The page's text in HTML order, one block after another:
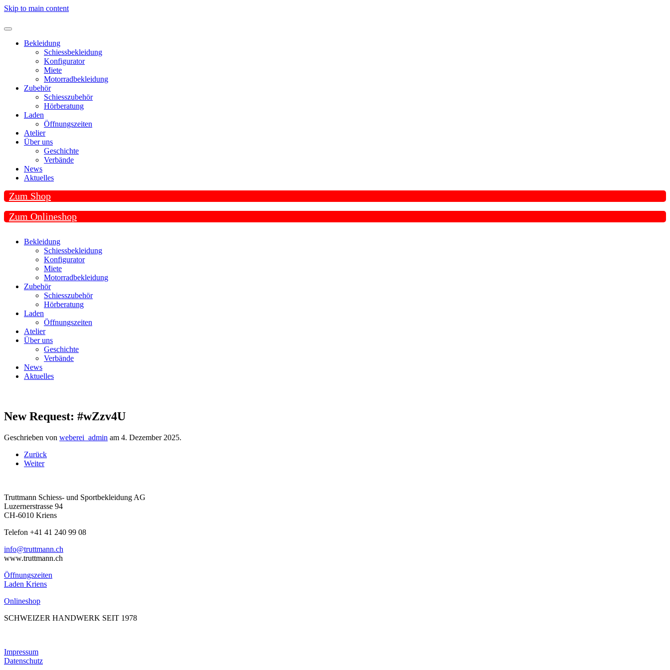
Skip to main content
Bekleidung
Schiessbekleidung
Konfigurator
Miete
Motorradbekleidung
Zubehör
Schiesszubehör
Hörberatung
Laden
Öffnungszeiten
Atelier
Über uns
Geschichte
Verbände
News
Aktuelles
Zum Shop
Zum Onlineshop
Bekleidung
Schiessbekleidung
Konfigurator
Miete
Motorradbekleidung
Zubehör
Schiesszubehör
Hörberatung
Laden
Öffnungszeiten
Atelier
Über uns
Geschichte
Verbände
News
Aktuelles
New Request: #wZzv4U
Geschrieben von weberei_admin am 4. Dezember 2025.
Zurück
Weiter
Truttmann Schiess- und Sportbekleidung AG
Luzernerstrasse 94
CH-6010 Kriens
Telefon +41 41 240 99 08
hc.nnamtturt@ofni
www.truttmann.ch
Öffnungszeiten
Laden Kriens
Onlineshop
SCHWEIZER HANDWERK SEIT 1978
Impressum
Datenschutz